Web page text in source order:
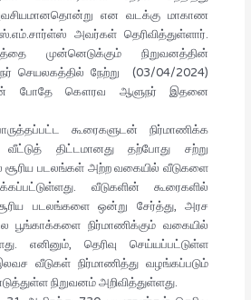
அவசியமானதொன்று என வடக்கு மாகாண
அவர்கள் தெரிவித்துள்ளார்.
முன்னெடுக்கும் நிறுவனத்தின்
செயலகத்தில் நேற்று (03/04/2024)
போதே கௌரவ ஆளுநர் இதனை
கூரைகளுடன் நிர்மாணிக்க
வீட்டுத் திட்டமானது தற்போது சற்று
சூரிய படலங்கள் அற்ற வகையில் வீடுகளை
வீடுகளின் கூரைகளில்
படலங்களை ஒன்று சேர்த்து, அரச
பூங்காக்களை நிர்மாணிக்கும் வகையில்
எனினும், தெரிவு செய்யப்பட்டுள்ள
வீடுகள் நிர்மாணித்து வழங்கப்படும்
நிறுவனம் அறிவித்துள்ளது.